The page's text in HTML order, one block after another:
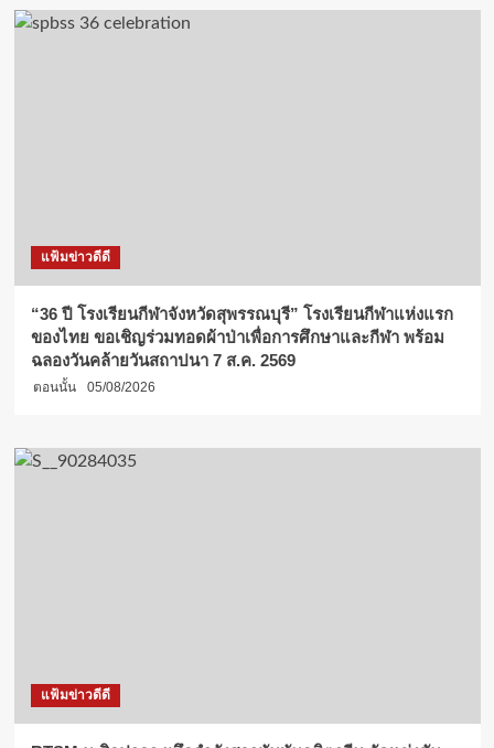
แฟ้มข่าวดีดี
“36 ปี โรงเรียนกีฬาจังหวัดสุพรรณบุรี” โรงเรียนกีฬาแห่งแรก
ของไทย ขอเชิญร่วมทอดผ้าป่าเพื่อการศึกษาและกีฬา พร้อม
ฉลองวันคล้ายวันสถาปนา 7 ส.ค. 2569
ตอนนั้น 05/08/2026
แฟ้มข่าวดีดี